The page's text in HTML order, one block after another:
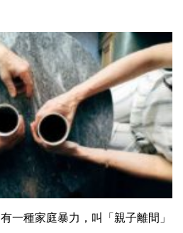
一種家庭暴力，叫「親子離間」